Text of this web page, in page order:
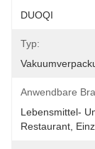
DUOQI
Typ:
Anwendbare
Lebensmittel-
Restaurant,